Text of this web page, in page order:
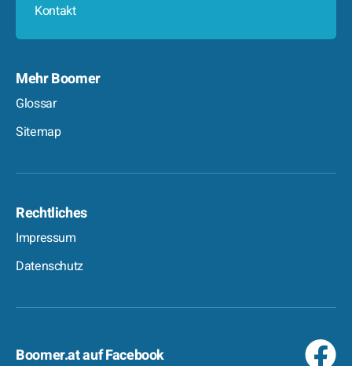
Kontakt
Mehr Boomer
Glossar
Sitemap
Rechtliches
Impressum
Datenschutz
Boomer.at auf Facebook